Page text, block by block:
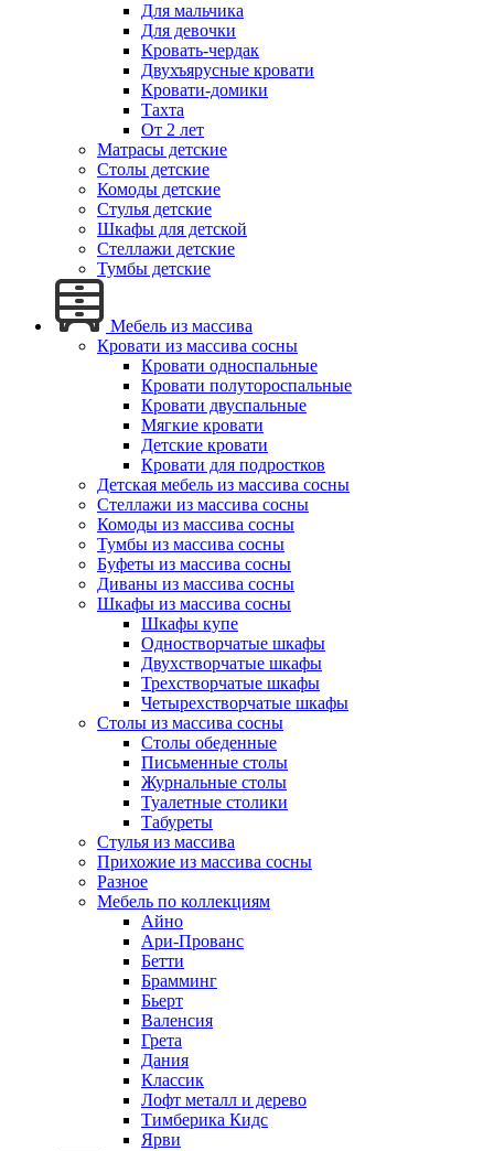
Для мальчика
Для девочки
Кровать-чердак
Двухъярусные кровати
Кровати-домики
Тахта
От 2 лет
Матрасы детские
Столы детские
Комоды детские
Стулья детские
Шкафы для детской
Стеллажи детские
Тумбы детские
Мебель из массива
Кровати из массива сосны
Кровати односпальные
Кровати полутороспальные
Кровати двуспальные
Мягкие кровати
Детские кровати
Кровати для подростков
Детская мебель из массива сосны
Стеллажи из массива сосны
Комоды из массива сосны
Тумбы из массива сосны
Буфеты из массива сосны
Диваны из массива сосны
Шкафы из массива сосны
Шкафы купе
Одностворчатые шкафы
Двухстворчатые шкафы
Трехстворчатые шкафы
Четырехстворчатые шкафы
Столы из массива сосны
Столы обеденные
Письменные столы
Журнальные столы
Туалетные столики
Табуреты
Стулья из массива
Прихожие из массива сосны
Разное
Мебель по коллекциям
Айно
Ари-Прованс
Бетти
Брамминг
Бьерт
Валенсия
Грета
Дания
Классик
Лофт металл и дерево
Тимберика Кидс
Ярви